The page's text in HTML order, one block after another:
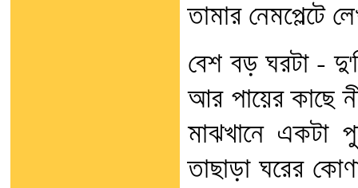
তামার নেমপ্লেটে
বেশ বড় ঘরটা -
আর পায়ের কাছে
মাঝখানে একটা
তাছাড়া ঘরের